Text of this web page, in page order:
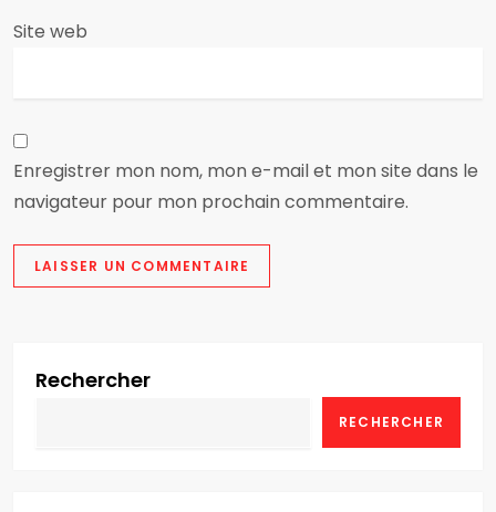
Site web
Enregistrer mon nom, mon e-mail et mon site dans le
navigateur pour mon prochain commentaire.
Rechercher
RECHERCHER